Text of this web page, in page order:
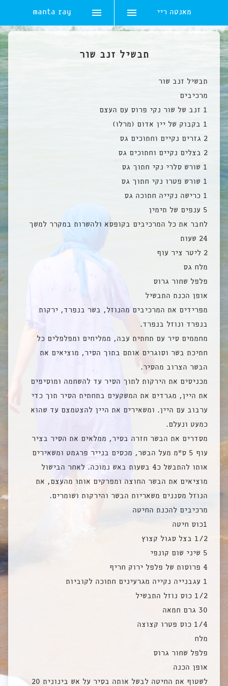
Skip
to
content
מאנטה ריי manta ray
תבשיל זנב שור
תבשיל זנב שור
מרכיבים
1 זנב של שור נקי פרוס עם העצם
1 בקבוק של יין אדום (מרלו)
2 גזרים נקיים וחתוכים גס
2 בצלים נקיים וחתוכים גס
1 שורש סלרי נקי חתוך גס
1 שורש פטרו נקי חתוך גס
1 כרישה נקייה חתוכה גס
5 ענפים של תימין
לחבר את כל המרכיבים בקופסא ולהשרות במקרר למשך
24 שעות
2 ליטר ציר עוף
מלח גס
פלפל שחור גרוס
אופן הכנת התבשיל
מפרידים את המרכיבים מהנוזל, בשר בנפרד, ירקות
בנפרד ונוזל בנפרד.
מחממים סיר עם תחתית עבה, ממליחים ומפלפלים כל
חתיכת בשר וסוגרים אותם בתוך הסיר, מוציאים את
הבשר הצרוב מהסיר.
מכניסים את הירקות לתוך הסיר עד להשחמה ומוסיפים
את היין, מגרדים את המשקעים בתחתית הסיר תוך כדי
ערבוב עם היין. ומשאירים את היין להצטמצם עד שהוא
כמעט ונעלם.
מסדרים את הבשר חזרה בסיר, ממלאים את הסיר בציר
עוף 5 ס”מ מעל הבשר, מכסים בנייר פרגמט ומשאירים
אותו להתבשל כ4 בשעות באש נמוכה. לאחר הבישול
מוציאים את הבשר החוצה ומפרקים אותו מהעצם, את
הנוזל מסננים משאריות הבשר והירקות ושומרים.
מרכיבים להכנת החיטה
1כוס חיטה
1/2 בצל סגול קצוץ
5 שיני שום קונפי
4 פרוסות של פלפל ירוק חריף
1 עגבנייה נקייה מגרעינים חתוכה לקוביות
1/2 כוס נוזל התבשיל
30 גרם חמאה
1/4 כוס פטרו קצוצה
מלח
פלפל שחור גרוס
אופן הכנה
לשטוף את החיטה לבשל אותה בסיר על אש בינונית 20